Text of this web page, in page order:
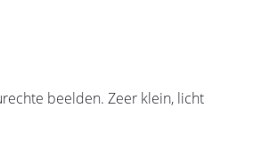
beelden. Zeer klein, licht